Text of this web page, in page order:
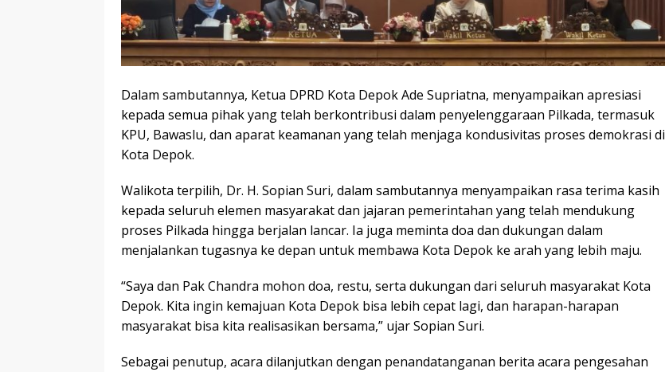
Dalam sambutannya, Ketua DPRD Kota Depok Ade Supriatna, menyampaikan apresiasi
kepada semua pihak yang telah berkontribusi dalam penyelenggaraan Pilkada, termasuk
KPU, Bawaslu, dan aparat keamanan yang telah menjaga kondusivitas proses demokrasi di
Kota Depok.
Walikota terpilih, Dr. H. Sopian Suri, dalam sambutannya menyampaikan rasa terima kasih
kepada seluruh elemen masyarakat dan jajaran pemerintahan yang telah mendukung
proses Pilkada hingga berjalan lancar. Ia juga meminta doa dan dukungan dalam
menjalankan tugasnya ke depan untuk membawa Kota Depok ke arah yang lebih maju.
“Saya dan Pak Chandra mohon doa, restu, serta dukungan dari seluruh masyarakat Kota
Depok. Kita ingin kemajuan Kota Depok bisa lebih cepat lagi, dan harapan-harapan
masyarakat bisa kita realisasikan bersama,” ujar Sopian Suri.
Sebagai penutup, acara dilanjutkan dengan penandatanganan berita acara pengesahan